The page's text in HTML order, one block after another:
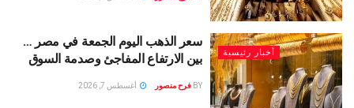
أخبار رئيسية
سعر الذهب اليوم الجمعة في مصر …
بين الارتفاع المفاجئ وصدمة السوق
BY فرح منصور أغسطس 7, 2026